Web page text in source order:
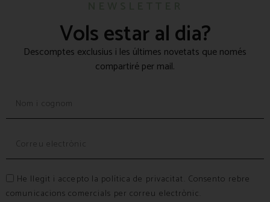
Vols estar al dia?
Descomptes exclusius i les últimes novetats que només
compartiré per mail.
He llegit i accepto la política de privacitat. Consento rebre
comunicacions comercials per correu electrònic.